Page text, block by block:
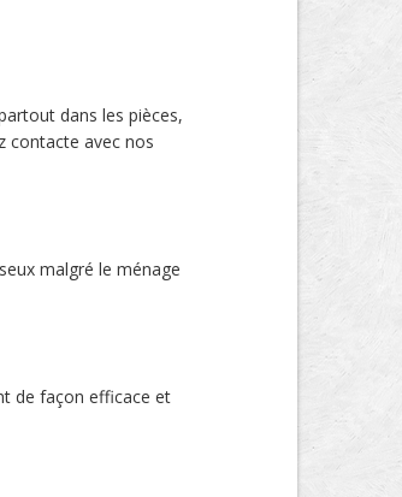
dans les pièces,
contacte avec nos
malgré le ménage
de façon efficace et